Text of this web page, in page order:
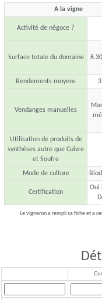
A la vigne
Activité de négoce ?
Surface totale du domaine
Rendements moyens
Vendanges manuelles
Utilisation de produits de
synthèses autre que Cuivre
et Soufre
Mode de culture
Certification
Oui
Le vigneron a rempli sa fiche et a